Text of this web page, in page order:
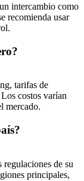
intercambio como
recomienda usar
tarifas de
costos varían
mercado.
de su
principales,